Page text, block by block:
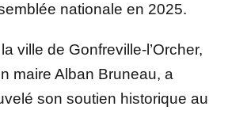
nationale en 2025.
ville de Gonfreville-l’Orcher,
maire Alban Bruneau, a
son soutien historique au